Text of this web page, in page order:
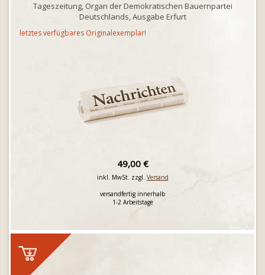
Tageszeitung, Organ der Demokratischen Bauernpartei
Deutschlands, Ausgabe Erfurt
letztes verfügbares Originalexemplar!
49,00 €
inkl. MwSt. zzgl. Versand
versandfertig innerhalb
1-2 Arbeitstage